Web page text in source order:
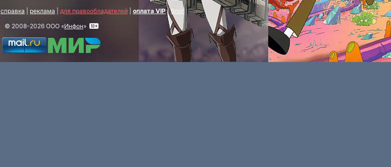
справка реклама для правообладателей оплата VIP|блог
© 2008-2026 ООО «Инфон»